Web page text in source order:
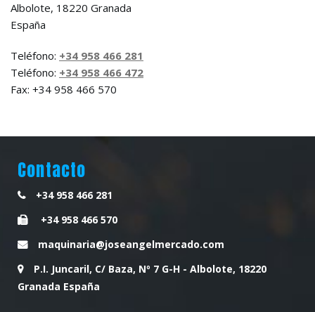
Albolote, 18220 Granada
España
Teléfono: +34 958 466 281
Teléfono: +34 958 466 472
Fax: +34 958 466 570
Contacto
+34 958 466 281
+34 958 466 570
maquinaria@joseangelmercado.com
P.I. Juncaril, C/ Baza, Nº 7 G-H - Albolote, 18220
Granada España